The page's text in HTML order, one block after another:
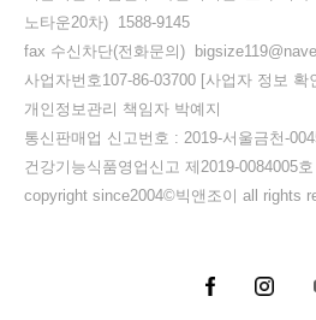
노타운20차) 1588-9145
fax 수신차단(전화문의)
사업자번호107-86-03700 [사업자 정보 확
개인정보관리 책임자 박예지
통신판매업 신고번호 : 2019-서울금천-
건강기능식품영업신고 제2019-0084005호
copyright since2004©빅앤조이 all rights